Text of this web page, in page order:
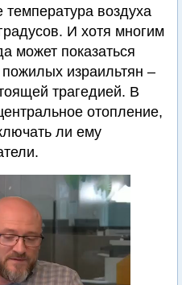
воздуха
И хотя многим
может показаться
израильтян –
трагедией. В
отопление,
ли ему